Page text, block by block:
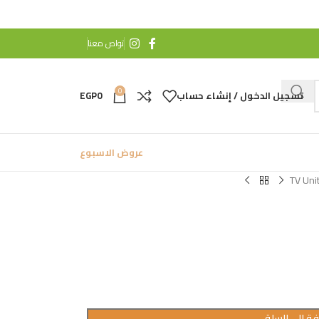
تواص معنا
تسجيل الدخول / إنشاء حساب 0
EGP0
عروض الاسبوع
TV